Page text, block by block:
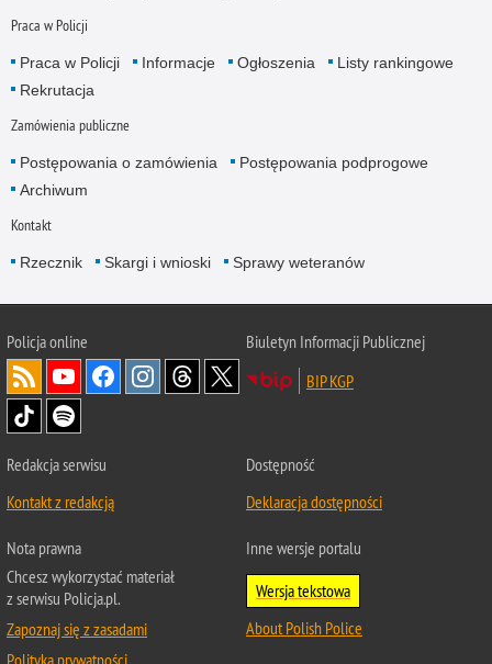
Praca w Policji
Praca w Policji Informacje Ogłoszenia
Listy rankingowe
Rekrutacja
Zamówienia publiczne
Postępowania o zamówienia
Postępowania podprogowe
Archiwum
Kontakt
Rzecznik Skargi i wnioski Sprawy weteranów
Policjaonline
Biuletyn Informacji Publicznej
BIP KGP
Redakcja serwisu
Kontakt z redakcją
Dostępność
Deklaracja dostępności
Nota prawna
Chcesz wykorzystać materiał
z serwisu Policja.pl.
Zapoznaj się z zasadami
Polityka prywatności
Inne wersje portalu
Wersja tekstowa
About Polish Police